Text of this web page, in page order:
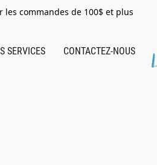
commandes de 100$ et plus
SERVICES CONTACTEZ-NOUS